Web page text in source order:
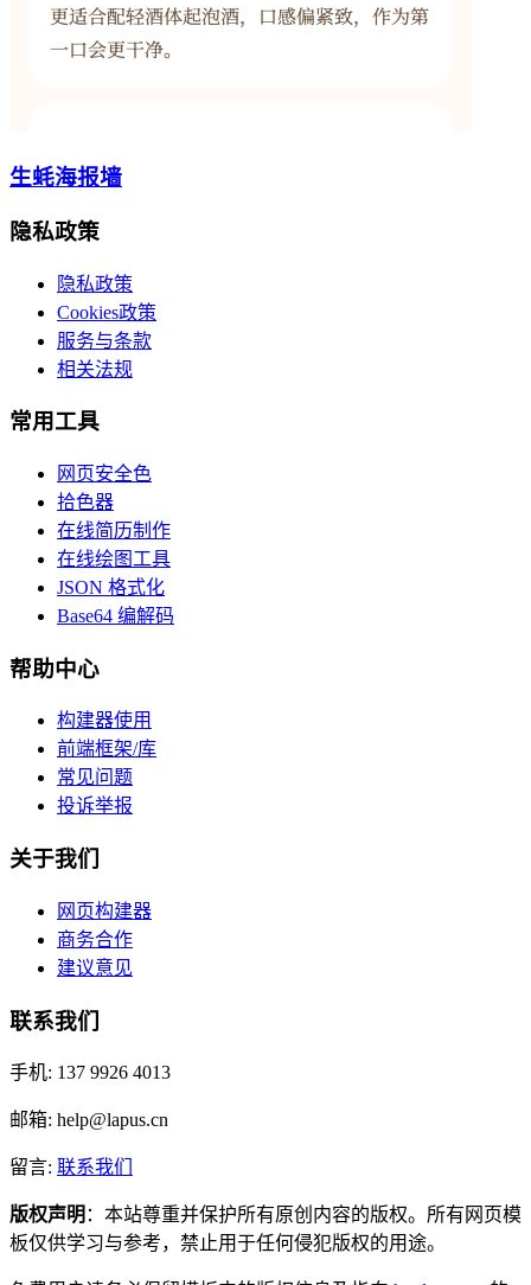
生蚝海报墙
隐私政策
隐私政策
Cookies政策
服务与条款
相关法规
常用工具
网页安全色
拾色器
在线简历制作
在线绘图工具
JSON 格式化
Base64 编解码
帮助中心
构建器使用
前端框架/库
常见问题
投诉举报
关于我们
网页构建器
商务合作
建议意见
联系我们
手机: 137 9926 4013
邮箱: help@lapus.cn
留言: 联系我们
版权声明 ：本站尊重并保护所有原创内容的版权。所有网页模
板仅供学习与参考，禁止用于任何侵犯版权的用途。